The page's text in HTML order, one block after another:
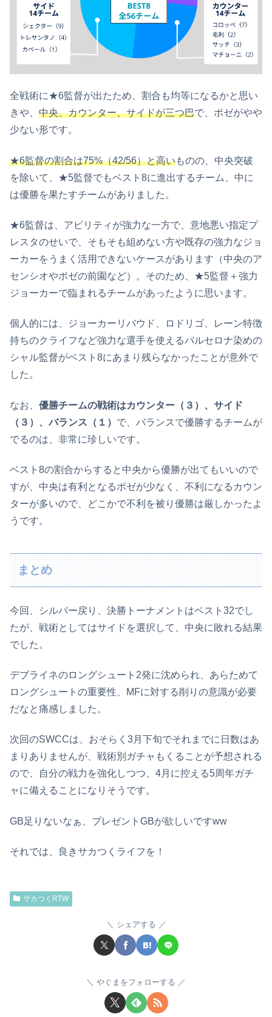
全戦術に★6監督が出たため、割合も均等になるかと思い
きや、 中央、カウンター、サイドが三つ巴で、ポゼがやや
少ない形です。
★6監督の割合は75%（42/56）と高いものの、中央突破
を除いて、★5監督でもベスト8に進出するチーム、中に
は優勝を果たすチームがありました。
★6監督は、アビリティが強力な一方で、意地悪い指定プ
レスタのせいで、そもそも組めない方や既存の強力なジョ
ーカーをうまく活用できないケースがあります（中央のア
センシオやポゼの前園など）。そのため、★5監督＋強力
ジョーカーで臨まれるチームがあったように思います。
個人的には、ジョーカーリバウド、ロドリゴ、レーン特徴
持ちのクライフなど強力な選手を使えるバルセロナ染めの
シャル監督がベスト8にあまり残らなかったことが意外で
した。
なお、 優勝チームの戦術はカウンター（３）、サイド
（３）、バランス（１） で、バランスで優勝するチームが
でるのは、非常に珍しいです。
ベスト8の割合からすると中央から優勝が出てもいいので
すが、中央は有利となるポゼが少なく、不利になるカウン
ターが多いので、どこかで不利を被り優勝は厳しかったよ
うです。
まとめ
今回、シルバー戻り、決勝トーナメントはベスト32でし
たが、戦術としてはサイドを選択して、中央に敗れる結果
でした。
デブライネのロングシュート2発に沈められ、あらためて
ロングシュートの重要性、MFに対する削りの意識が必要
だなと痛感しました。
次回のSWCCは、おそらく3月下旬でそれまでに日数はあ
まりありませんが、戦術別ガチャもくることが予想される
ので、自分の戦力を強化しつつ、4月に控える5周年ガチ
ャに備えることになりそうです。
GB足りないなぁ、プレゼントGBが欲しいですww
それでは、良きサカつくライフを！
サカつくRTW
シェアする
やぐまをフォローする